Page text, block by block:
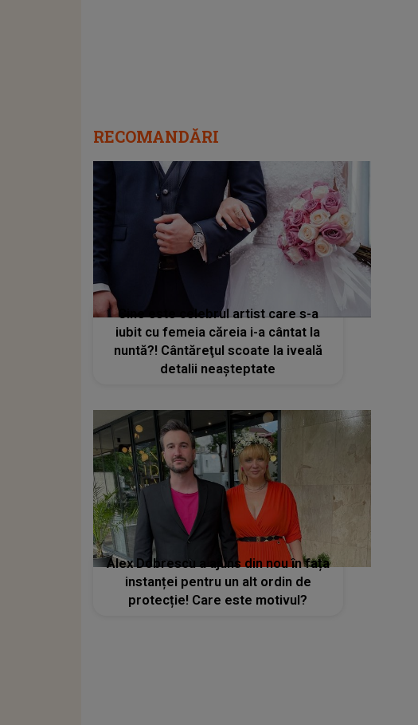
RECOMANDĂRI
Cine este celebrul artist care s-a
iubit cu femeia căreia i-a cântat la
nuntă?! Cântăreţul scoate la iveală
detalii neașteptate
Alex Dobrescu a ajuns din nou în fața
instanței pentru un alt ordin de
protecție! Care este motivul?